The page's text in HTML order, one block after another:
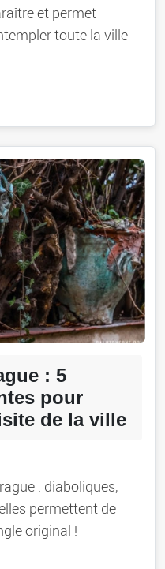
et permet
toute la ville
: 5
pour
de la ville
: diaboliques,
permettent de
original !